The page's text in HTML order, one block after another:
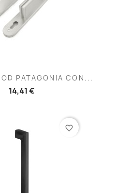
PATAGONIA CON...
14,41 €
favorite_border